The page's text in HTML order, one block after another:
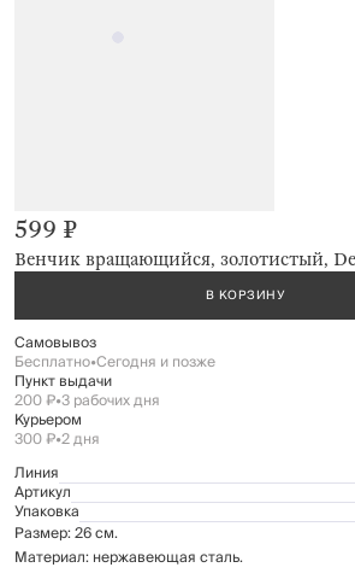
Венчик вращающийся, золотистый,
599 ₽
В КОРЗИНУ
Самовывоз
Бесплатно•Сегодня и позже
Пункт выдачи
200 ₽•3 рабочих дня
Курьером
300 ₽•2 дня
Линия
Артикул
Упаковка
Размер: 26 см.
Материал: нержавеющая сталь.